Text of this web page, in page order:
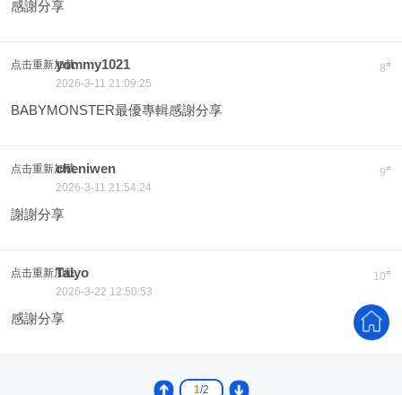
感謝分享
点击重新加载 8#
yommy1021
2026-3-11 21:09:25
BABYMONSTER最優專輯感謝分享
点击重新加载 9#
cheniwen
2026-3-11 21:54:24
謝謝分享
点击重新加载 10#
Taiyo
2026-3-22 12:50:53
感謝分享
1/2